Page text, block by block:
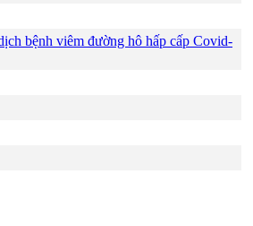
bệnh viêm đường hô hấp cấp Covid-